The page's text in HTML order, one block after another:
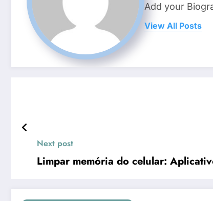
Add your
View All Posts
Next post
Limpar memória do celular: